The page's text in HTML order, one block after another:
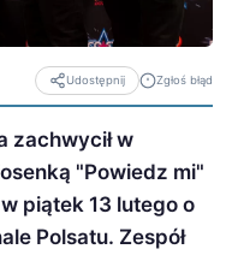
Udostępnij Zgłoś błąd
zachwycił w
"Powiedz mi"
piątek 13 lutego o
Polsatu. Zespół